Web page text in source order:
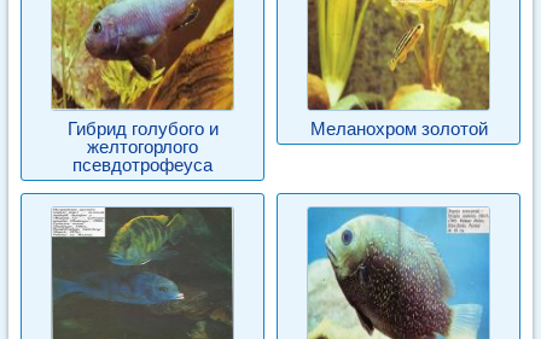
Гибрид голубого и
желтогорлого
псевдотрофеуса
Меланохром золотой